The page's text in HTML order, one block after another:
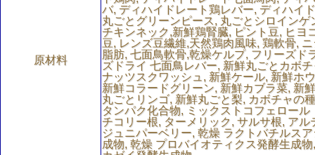
原材料
バ, ディハイドレート鶏レバー, ディハイ
丸ごとグリーンピース, 丸ごとシロインゲ
チキンネック,新鮮鶏腎臓, ピント豆, ヒヨ
豆, レンズ豆繊維,天然鶏肉風味, 鶏軟骨,
脂肪, 七面鳥軟骨,乾燥ケルプ, フリーズド
ズドライ 七面鳥レバー, 新鮮丸ごとカボ
ナッツスクワッシュ, 新鮮ケール, 新鮮ホ
新鮮コラードグリーン, 新鮮カブラ菜, 新
丸ごとリンゴ, 新鮮丸ごと梨, カボチャの
タンパク化合物, ミックストコフェロール
チコリー根, ターメリック, サルサ根, アル
ジュニパーベリー, 乾燥 ラクトバチルス
成物, 乾燥 プロバイオティクス発酵生成